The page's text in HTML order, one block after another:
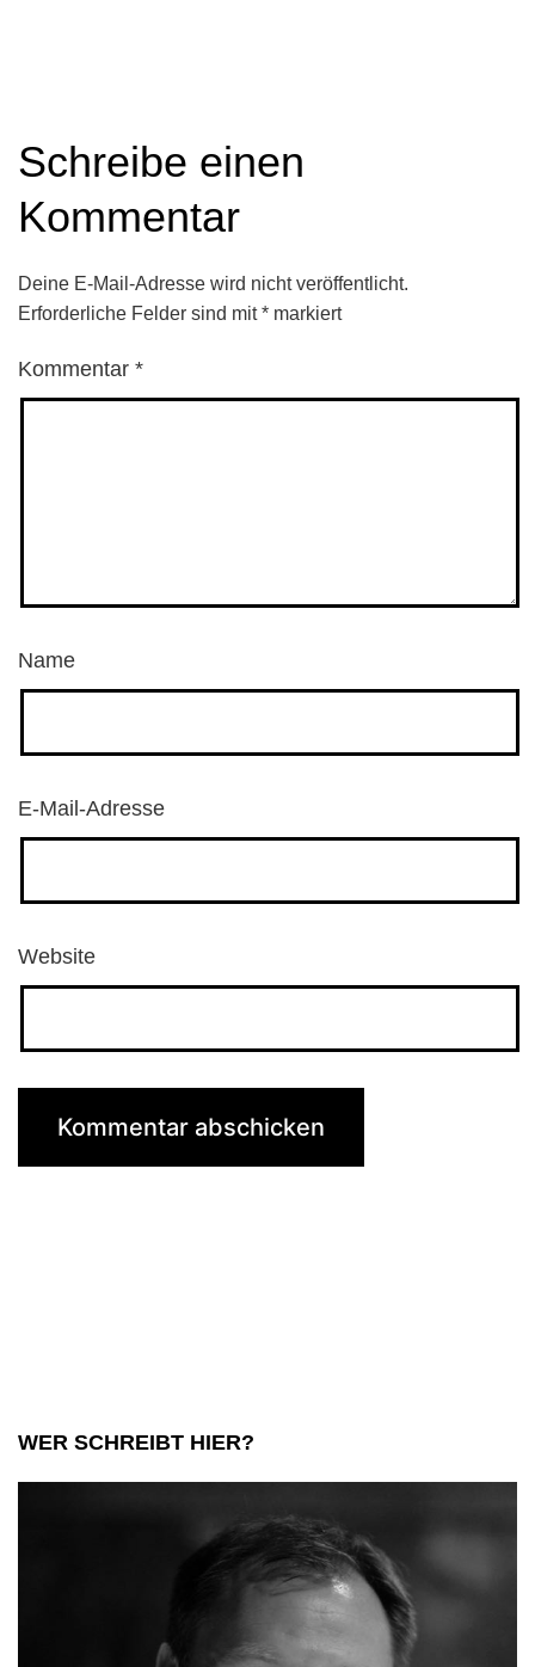
Schreibe einen
Kommentar
Deine E-Mail-Adresse wird nicht veröffentlicht.
Erforderliche Felder sind mit* markiert
Kommentar *
Name
E-Mail-Adresse
Website
WER SCHREIBT HIER?